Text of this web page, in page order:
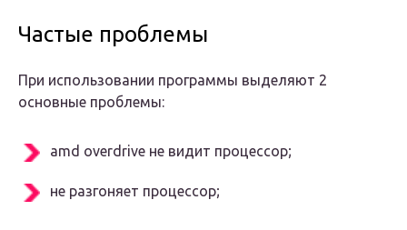
Частые проблемы
При использовании программы выделяют 2
основные проблемы:
amd overdrive не видит процессор;
не разгоняет процессор;